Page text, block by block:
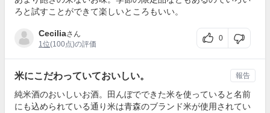
ろと試すことができて楽しいところもいい。
Ceciliaさん
1位(100点)の評価
0
米にこだわっていておいしい。
純米酒のおいしいお酒。田んぼでできた米を使っていると名前
にも込められている通り米は青森のブランド米が使用されてい
報告